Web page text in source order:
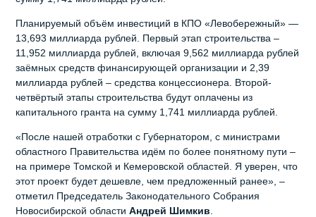
Планируемый объём инвестиций в КПО «Левобережный» —
13,693 миллиарда рублей. Первый этап строительства –
11,952 миллиарда рублей, включая 9,562 миллиарда рублей
заёмных средств финансирующей организации и 2,39
миллиарда рублей – средства концессионера. Второй-
четвёртый этапы строительства будут оплачены из
капитального гранта на сумму 1,741 миллиарда рублей.
«После нашей отработки с Губернатором, с министрами
областного Правительства идём по более понятному пути –
на примере Томской и Кемеровской областей. Я уверен, что
этот проект будет дешевле, чем предложенный ранее», –
отметил Председатель Законодательного Собрания
Новосибирской области Андрей Шимкив